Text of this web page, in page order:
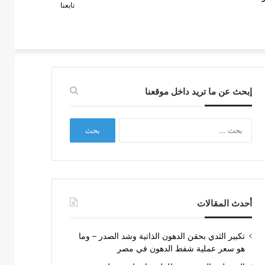
جانبي
تابعنا
إبحث عن ما تريد داخل موقعنا
أحدث المقالات
تكبير الثدي بحقن الدهون الذاتية وشد الصدر – وما
هو سعر عملية شفط الدهون في مصر